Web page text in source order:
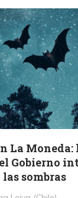
La Moneda:
Gobierno
sombras